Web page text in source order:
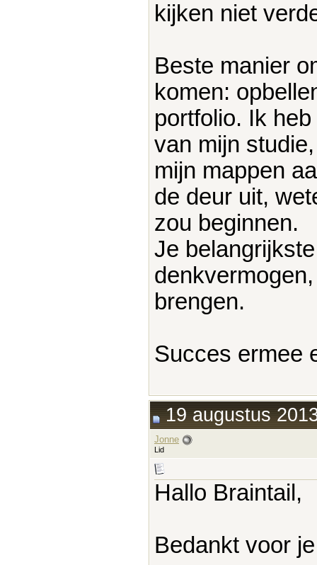
kijken niet
Beste manier
komen:
portfolio. Ik
van mijn
mijn mappen
de deur uit,
zou beginnen.
Je
brengen.
Succes ermee
19 augustus
Jonne
Lid
Hallo Braintail,
Bedankt voor